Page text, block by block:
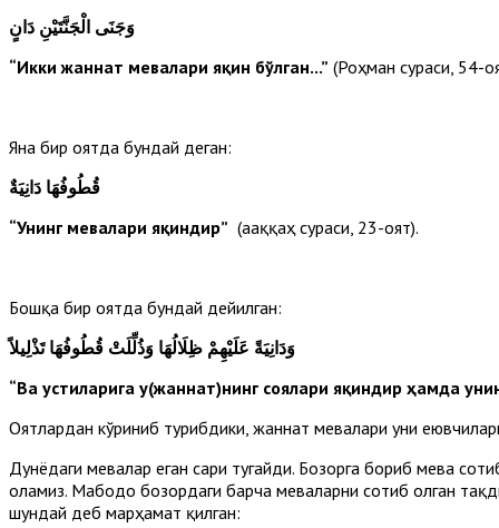
وَجَنَى الْجَنَّتَيْنِ دَانٍ
“Икки жаннат мевалари яқин бўлган...” (Роҳман сураси, 54-
Яна бир оятда бундай деган:
قُطُوفُهَا دَانِيَةٌ
“Унинг мевалари яқиндир” (Ҳааққаҳ сураси, 23-оят).
Бошқа бир оятда бундай дейилган:
وَدَانِيَةً عَلَيْهِمْ ظِلَالُهَا وَذُلِّلَتْ قُطُوفُهَا تَذْلِيلاً
“Ва устиларига у(жаннат)нинг соялари яқиндир ҳамда
Оятлардан кўриниб турибдики, жаннат мевалари уни
Дунёдаги мевалар еган сари тугайди. Бозорга бориб мева
оламиз. Мабодо бозордаги барча меваларни сотиб олган
шундай деб марҳамат қилган: